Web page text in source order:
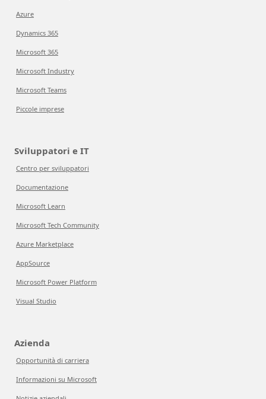
Azure
Dynamics 365
Microsoft 365
Microsoft Industry
Microsoft Teams
Piccole imprese
Sviluppatori e IT
Centro per sviluppatori
Documentazione
Microsoft Learn
Microsoft Tech Community
Azure Marketplace
AppSource
Microsoft Power Platform
Visual Studio
Azienda
Opportunità di carriera
Informazioni su Microsoft